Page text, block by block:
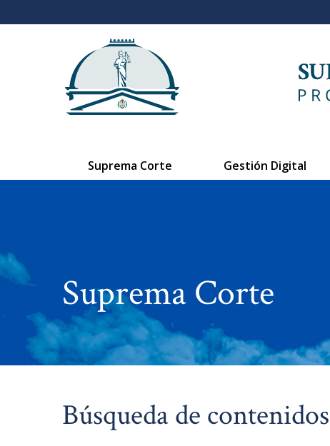
Suprema Corte Gestión Digital
Suprema Corte
Búsqueda de contenidos